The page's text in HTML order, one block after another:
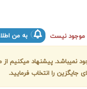
موجود نیست به من
نمیباشد. پیشنهاد میکنیم
جایگزین را انتخاب فرمایید.